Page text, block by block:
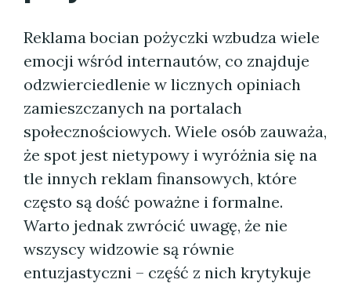
Reklama bocian pożyczki wzbudza wiele
emocji wśród internautów, co znajduje
odzwierciedlenie w licznych opiniach
zamieszczanych na portalach
społecznościowych. Wiele osób zauważa,
że spot jest nietypowy i wyróżnia się na
tle innych reklam finansowych, które
często są dość poważne i formalne.
Warto jednak zwrócić uwagę, że nie
wszyscy widzowie są równie
entuzjastyczni – część z nich krytykuje